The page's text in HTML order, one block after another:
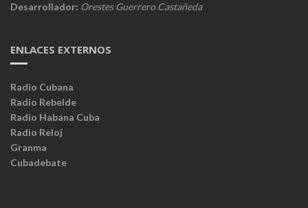
Desarrollador: Orestes Guerrero Castañeda
ENLACES EXTERNOS
Radio Cubana
Radio Rebelde
Radio Habana Cuba
Radio Reloj
Granma
Cubadebate